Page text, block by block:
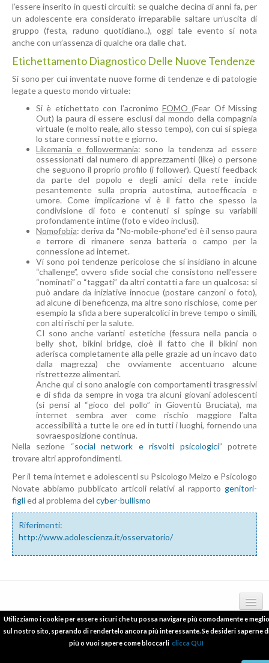
l’essere inserito in questi circuiti: se qualche decina di anni fa, per
un adolescente era considerato irreparabile saltare un’uscita di
gruppo (festa, raduno quotidiano..), oggi tale evento si nota
anche con un’assenza di qualche ora dalle chat.
Etichettamento Diagnostico Delle Nuove Tendenze
Si sono per cui inventate nuove forme di tendenze e di patologie
legate a questo mondo virtuale:
Si è etichettato con l’acronimo FOMO(Fear Of Missing
Out) la paura di essere esclusi dal mondo della compagnia
virtuale (e molto reale, allo stesso tempo), con cui si spiega
lo stare connessi notte e giorno.
Likemania e followermania: sono la tendenza ad essere
ossessionati dal numero di apprezzamenti (like) o persone
che seguono il proprio profilo (i follower). Questi feedback
da parte del popolo e degli amici della rete incide
pesantemente sulla propria autostima, autoefficacia e
umore. Come implicazione vi è il fatto che spesso la
condivisione di foto e contenuti si spinge su variabili
profondamente intime (foto e video inclusi).
Nomofobia: deriva da “No-mobile-phone”ed è il senso paura
e terrore di rimanere senza batteria o campo per la
connessione ad internet.
Vi sono poi tendenze pericolose che si insidiano in alcune
“challenge”, ovvero sfide social che consistono nell’essere
“nominati” o “taggati” da altri contatti a fare un qualcosa: si
può andare da iniziative innocue (postare canzoni o foto),
ad alcune di beneficenza, ma altre sono rischiose, come per
esempio la sfida a bere superalcolici in breve tempo o simili,
con alti rischi per la salute.
CI sono anche varianti estetiche (fessura nella pancia o
belly shot, bikini bridge, cioè il fatto che il bikini non
aderisca completamente alla pelle grazie ad un incavo dato
dalla magrezza) che ovviamente accentuano alcune
ristrettezze alimentari.
Anche qui ci sono analogie con comportamenti trasgressivi
e di sfida da sempre in voga tra alcuni giovani adolescenti
(si pensi al “gioco del pollo” in Gioventù Bruciata), ma
internet sembra aver come rischio maggiore l’alta
accessibilità a tutte le ore ed in tutti i luoghi, fornendo una
sovraesposizione continua.
Nella sezione “social network e risvolti psicologici” potrete
trovare altri approfondimenti.
Per il tema internet e adolescenti su Psicologo Melzo e Psicologo
Novate abbiamo pubblicato articoli relativi al rapporto genitori-
figlied al problema del cyber-bullismo
Riferimenti:
http://www.adolescienza.it/osservatorio/
deontologia
pubblicazioni scientifiche
Copyright © 2012 - 2016 psicologo-melzo.com P.I.06838240965
Utilizziamo i cookie per essere sicuri che tu possa navigare più comodamente e meglio
sul nostro sito, sperando di rendertelo ancora più interessante. Se desideri saperne
più o vuoi sapere come bloccarli clicca QUI